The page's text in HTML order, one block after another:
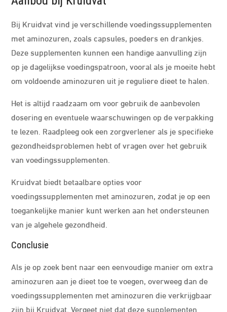
Bij Kruidvat vind je verschillende voedingssupplementen
met aminozuren, zoals capsules, poeders en drankjes.
Deze supplementen kunnen een handige aanvulling zijn
op je dagelijkse voedingspatroon, vooral als je moeite hebt
om voldoende aminozuren uit je reguliere dieet te halen.
Het is altijd raadzaam om voor gebruik de aanbevolen
dosering en eventuele waarschuwingen op de verpakking
te lezen. Raadpleeg ook een zorgverlener als je specifieke
gezondheidsproblemen hebt of vragen over het gebruik
van voedingssupplementen.
Kruidvat biedt betaalbare opties voor
voedingssupplementen met aminozuren, zodat je op een
toegankelijke manier kunt werken aan het ondersteunen
van je algehele gezondheid.
Conclusie
Als je op zoek bent naar een eenvoudige manier om extra
aminozuren aan je dieet toe te voegen, overweeg dan de
voedingssupplementen met aminozuren die verkrijgbaar
zijn bij Kruidvat. Vergeet niet dat deze supplementen